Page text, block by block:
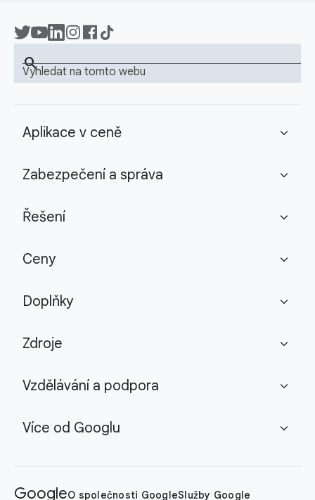
Vyhledat na tomto webu
search
Aplikace v ceně expand_more
Zabezpečení a správa expand_more
Řešení expand_more
Ceny expand_more
Doplňky expand_more
Zdroje expand_more
Vzdělávání a podpora expand_more
Více od Googlu expand_more
GoogleO společnosti GoogleSlužby Google